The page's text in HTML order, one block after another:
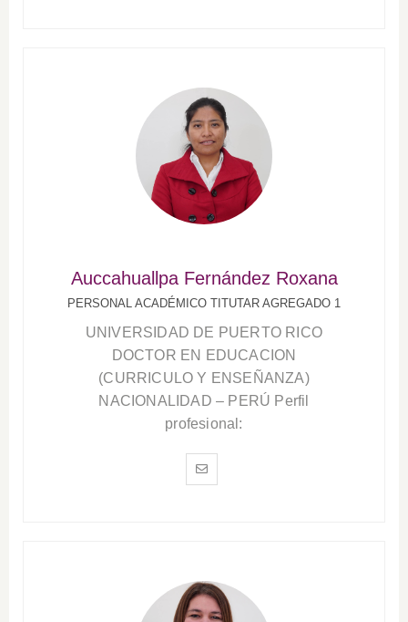
Auccahuallpa Fernández Roxana
PERSONAL ACADÉMICO TITUTAR AGREGADO 1
UNIVERSIDAD DE PUERTO RICO
DOCTOR EN EDUCACION
(CURRICULO Y ENSEÑANZA)
NACIONALIDAD – PERÚ Perfil
profesional: